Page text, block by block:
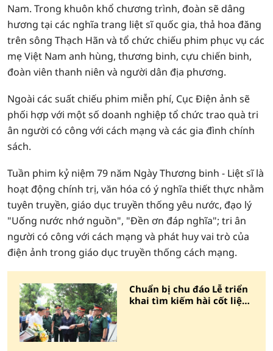
Nam. Trong khuôn khổ chương trình, đoàn sẽ dâng
hương tại các nghĩa trang liệt sĩ quốc gia, thả hoa đăng
trên sông Thạch Hãn và tổ chức chiếu phim phục vụ các
mẹ Việt Nam anh hùng, thương binh, cựu chiến binh,
đoàn viên thanh niên và người dân địa phương.
Ngoài các suất chiếu phim miễn phí, Cục Điện ảnh sẽ
phối hợp với một số doanh nghiệp tổ chức trao quà tri
ân người có công với cách mạng và các gia đình chính
sách.
Tuần phim kỷ niệm 79 năm Ngày Thương binh - Liệt sĩ là
hoạt động chính trị, văn hóa có ý nghĩa thiết thực nhằm
tuyên truyền, giáo dục truyền thống yêu nước, đạo lý
"Uống nước nhớ nguồn", "Đền ơn đáp nghĩa"; tri ân
người có công với cách mạng và phát huy vai trò của
điện ảnh trong giáo dục truyền thống cách mạng.
Chuẩn bị chu đáo Lễ triển
khai tìm kiếm hài cốt liệt